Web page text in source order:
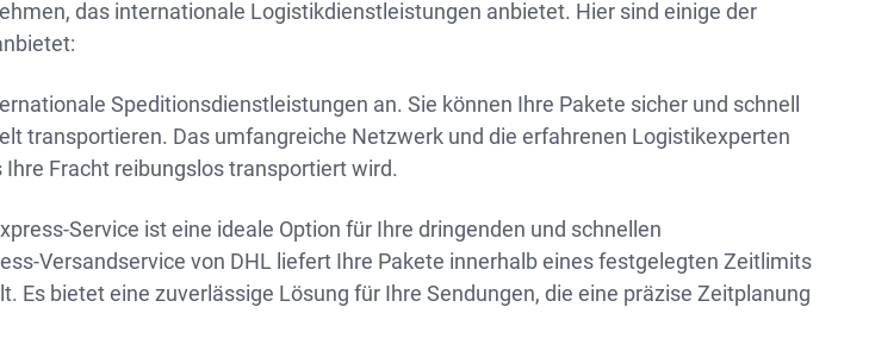
das internationale Logistikdienstleistungen anbietet. Hier sind einige der
Speditionsdienstleistungen an. Sie können Ihre Pakete sicher und schnell
transportieren. Das umfangreiche Netzwerk und die erfahrenen Logistikexperten
Ihre Fracht reibungslos transportiert wird.
Service ist eine ideale Option für Ihre dringenden und schnellen
Versandservice von DHL liefert Ihre Pakete innerhalb eines festgelegten Zeitlimits
Es bietet eine zuverlässige Lösung für Ihre Sendungen, die eine präzise Zeitplanung